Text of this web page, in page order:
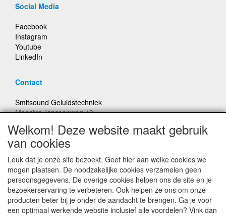
Social Media
Facebook
Instagram
Youtube
LinkedIn
Contact
Smitsound Geluidstechniek
Meester Janssenweg 43
E-mail: info@smitsound.nl
Telefoon: +31-(0)6-22256322
Bestellingen binnen Nederland, ongeacht gewicht, verstuurd
voor € 6,95
Prijzen inclusief 21% BTW, tenzij anders vermeldt
Welkom! Deze website maakt gebruik
van cookies
Leuk dat je onze site bezoekt. Geef hier aan welke cookies we
mogen plaatsen. De noodzakelijke cookies verzamelen geen
persoonsgegevens. De overige cookies helpen ons de site en je
bezoekerservaring te verbeteren. Ook helpen ze ons om onze
producten beter bij je onder de aandacht te brengen. Ga je voor
een optimaal werkende website inclusief alle voordelen? Vink dan